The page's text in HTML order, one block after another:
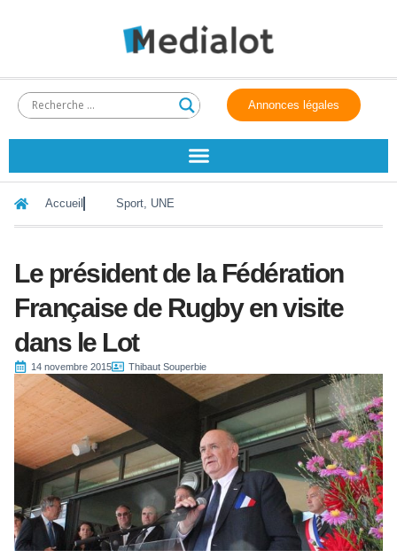
Annonces légales
Accueil Sport, UNE
Le président de la Fédération
Française de Rugby en visite
dans le Lot
14 novembre 2015 Thibaut Souperbie